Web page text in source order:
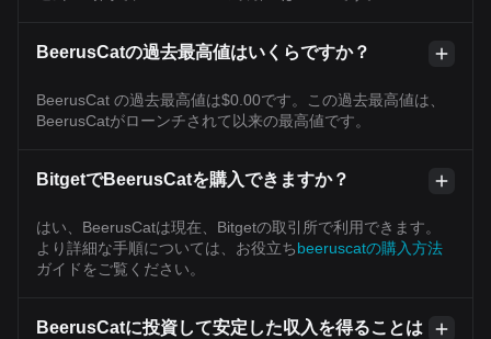
BeerusCatの過去最高値はいくらですか？
BeerusCat の過去最高値は$0.00です。この過去最高値は、
BeerusCatがローンチされて以来の最高値です。
BitgetでBeerusCatを購入できますか？
はい、BeerusCatは現在、Bitgetの取引所で利用できます。
より詳細な手順については、お役立ちbeeruscatの購入方法
ガイドをご覧ください。
BeerusCatに投資して安定した収入を得ることは